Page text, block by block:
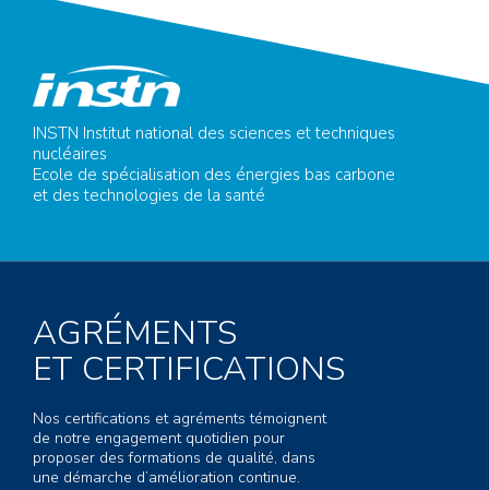
INSTN Institut national des sciences et techniques
nucléaires
Ecole de spécialisation des énergies bas carbone
et des technologies de la santé
AGRÉMENTS
ET CERTIFICATIONS
Nos certifications et agréments témoignent
de notre engagement quotidien pour
proposer des formations de qualité, dans
une démarche d’amélioration continue.